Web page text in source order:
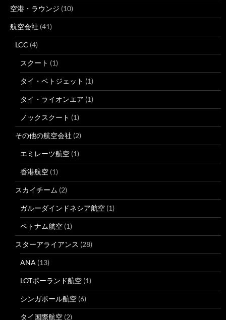
空港・ラウンジ (10)
航空会社 (41)
LCC (4)
スクート (1)
タイ・ベトジェット (1)
タイ・ライオンエア (1)
ノックスクート (1)
その他の航空会社 (2)
エミレーツ航空 (1)
香港航空 (1)
スカイチーム (2)
ガルーダインドネシア航空 (1)
ベトナム航空 (1)
スターアライアンス (28)
ANA (13)
LOTポーランド航空 (1)
シンガポール航空 (6)
タイ国際航空 (2)